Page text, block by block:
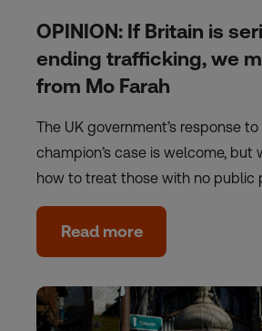
OPINION: If Britain is
ending trafficking, we
from Mo Farah
The UK government’s response
champion’s case is welcome, but
how to treat those with no public
Read more